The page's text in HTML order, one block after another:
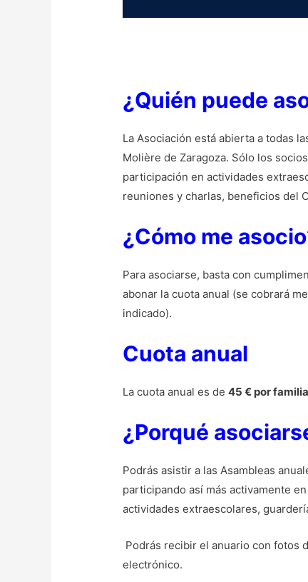
¿Quién puede
La Asociación está abierta a todas
Molière de Zaragoza. Sólo los
participación en actividades
reuniones y charlas, beneficios del
¿Cómo me
Para asociarse, basta con
abonar la cuota anual (se cobrará
indicado).
Cuota anual
La cuota anual es de45 € por familia
¿Porqué
Podrás asistir a las Asambleas
participando así más activamente
actividades extraescolares,
Podrás recibir el anuario con fotos
electrónico.